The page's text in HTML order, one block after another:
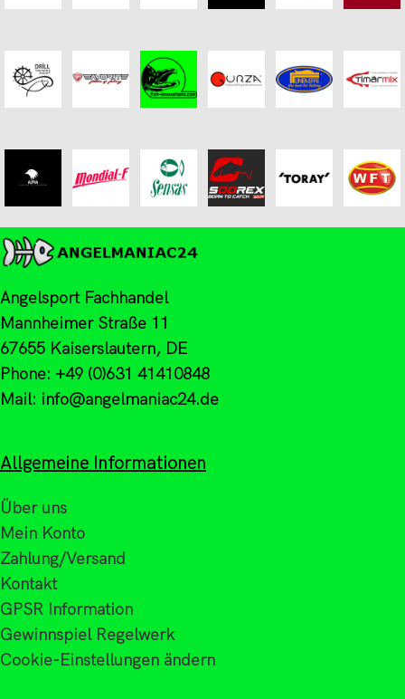
Angelsport Fachhandel
Mannheimer Straße 11
67655 Kaiserslautern, DE
Phone: +49 (0)631 41410848
Mail: info@angelmaniac24.de
Allgemeine Informationen
Über uns
Mein Konto
Zahlung/Versand
Kontakt
GPSR Information
Gewinnspiel Regelwerk
Cookie-Einstellungen ändern